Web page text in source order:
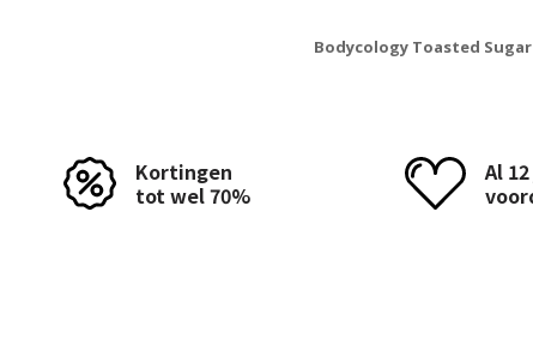
Bodycology Toasted Sugar
Kortingen
tot wel 70%
Al